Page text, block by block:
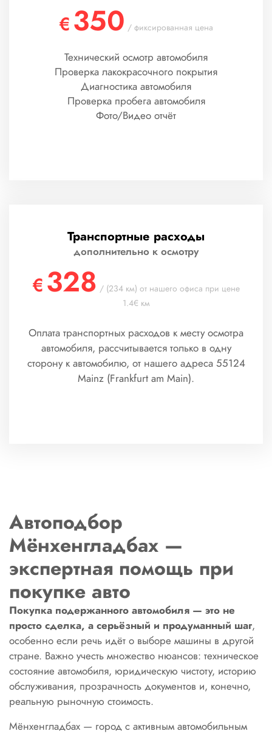
€350 / фиксированная цена
Технический осмотр автомобиля
Проверка лакокрасочного покрытия
Диагностика автомобиля
Проверка пробега автомобиля
Фото/Видео отчёт
Транспортные расходы
дополнительно к осмотру
€328 / (234 км) от нашего офиса при цене
1.4€ км
Оплата транспортных расходов к месту осмотра
автомобиля, рассчитывается только в одну
сторону к автомобилю, от нашего адреса 55124
Mainz (Frankfurt am Main).
Автоподбор
Мёнхенгладбах —
экспертная помощь при
покупке авто
Покупка подержанного автомобиля — это не
просто сделка, а серьёзный и продуманный шаг,
особенно если речь идёт о выборе машины в другой
стране. Важно учесть множество нюансов: техническое
состояние автомобиля, юридическую чистоту, историю
обслуживания, прозрачность документов и, конечно,
реальную рыночную стоимость.
Мёнхенгладбах — город с активным автомобильным